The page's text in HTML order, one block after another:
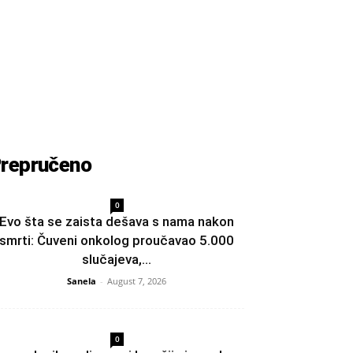
0
Evo šta se zaista dešava s nama nakon
smrti: Čuveni onkolog proučavao 5.000
slučajeva,...
Sanela - August 7, 2026
0